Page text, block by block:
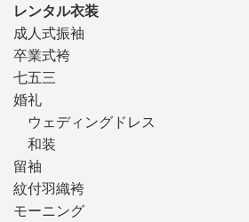
レンタル衣装
成人式振袖
卒業式袴
七五三
婚礼
ウェディングドレス
和装
留袖
紋付羽織袴
モーニング